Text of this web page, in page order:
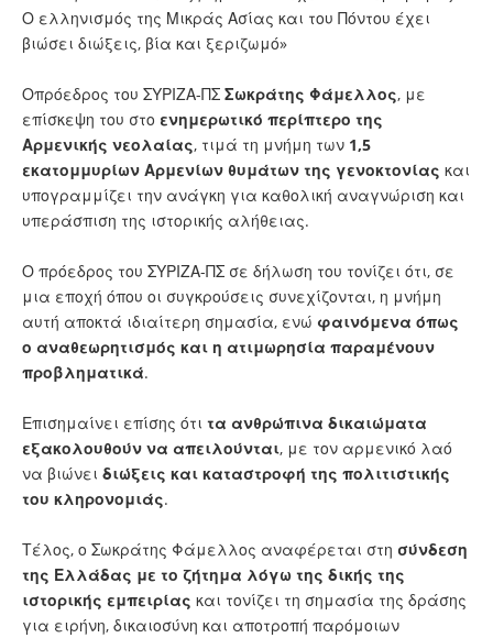
Ο ελληνισμός της Μικράς Ασίας και του Πόντου έχει
βιώσει διώξεις, βία και ξεριζωμό»
Οπρόεδρος του ΣΥΡΙΖΑ-ΠΣ Σωκράτης Φάμελλος, με
επίσκεψη του στο ενημερωτικό περίπτερο της
Αρμενικής νεολαίας, τιμά τη μνήμη των 1,5
εκατομμυρίων Αρμενίων θυμάτων της γενοκτονίας και
υπογραμμίζει την ανάγκη για καθολική αναγνώριση και
υπεράσπιση της ιστορικής αλήθειας.
Ο πρόεδρος του ΣΥΡΙΖΑ-ΠΣ σε δήλωση του τονίζει ότι, σε
μια εποχή όπου οι συγκρούσεις συνεχίζονται, η μνήμη
αυτή αποκτά ιδιαίτερη σημασία, ενώ φαινόμενα όπως
ο αναθεωρητισμός και η ατιμωρησία παραμένουν
προβληματικά.
Επισημαίνει επίσης ότι τα ανθρώπινα δικαιώματα
εξακολουθούν να απειλούνται, με τον αρμενικό λαό
να βιώνει διώξεις και καταστροφή της πολιτιστικής
του κληρονομιάς.
Τέλος, ο Σωκράτης Φάμελλος αναφέρεται στη σύνδεση
της Ελλάδας με το ζήτημα λόγω της δικής της
ιστορικής εμπειρίας και τονίζει τη σημασία της δράσης
για ειρήνη, δικαιοσύνη και αποτροπή παρόμοιων